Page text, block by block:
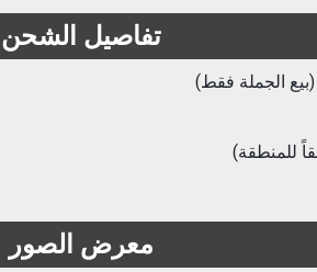
تفاصيل الشحن
الجملة فقط)
للمنطقة)
معرض الصور